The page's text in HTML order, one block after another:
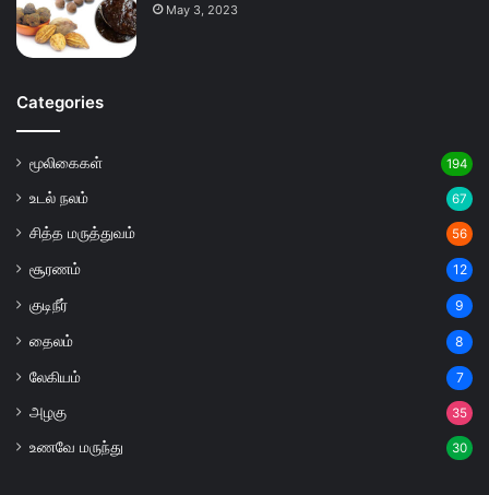
May 3, 2023
Categories
மூலிகைகள் 194
உடல் நலம் 67
சித்த மருத்துவம் 56
சூரணம் 12
குடிநீர் 9
தைலம் 8
லேகியம் 7
அழகு 35
உணவே மருந்து 30